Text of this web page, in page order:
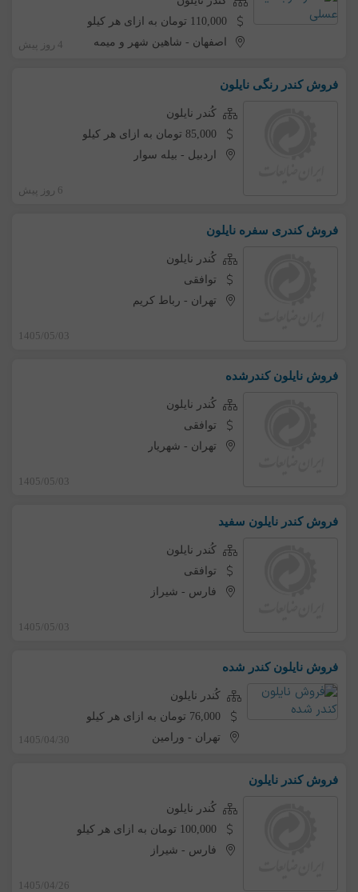
110,000 تومان به ازای هر کیلو
اصفهان - شاهین شهر و میمه 4 روز پیش
فروش کندر رنگی نایلون
کُندر نایلون
85,000 تومان به ازای هر کیلو
اردبیل - بیله سوار
6 روز پیش
فروش کندری سفره نایلون
کُندر نایلون
توافقی
تهران - رباط کریم
1405/05/03
فروش نایلون کندرشده
کُندر نایلون
توافقی
تهران - شهریار
1405/05/03
فروش کندر نایلون سفید
کُندر نایلون
توافقی
فارس - شیراز
1405/05/03
فروش نایلون کندر شده
کُندر نایلون
76,000 تومان به ازای هر کیلو
تهران - ورامین 1405/04/30
فروش کندر نایلون
کُندر نایلون
100,000 تومان به ازای هر کیلو
فارس - شیراز
1405/04/26